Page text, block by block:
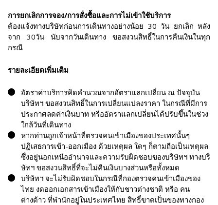
การยกเลิกการจอง/การสั่งซื้อและการไม่เข้าใช้บริการ
ต้องแจ้งทางบริษัทก่อนการเดินทางอย่างน้อย 30 วัน ยกเลิก หลัง
จาก 30วัน นับจากวันเดินทาง ขอสงวนสิทธิ์ในการคืนเงินในทุก
กรณี
รายละเอียดเพิ่มเติม
อัตราค่าบริการคิดคำนวณจากอัตราแลกเปลี่ยน ณ ปัจจุบัน
บริษัทฯ ขอสงวนสิทธิ์ในการเปลี่ยนแปลงราคา ในกรณีที่มีการ
ประกาศลดค่าเงินบาท หรืออัตราแลกเปลี่ยนได้ปรับขึ้นในช่วง
ใกล้วันที่เดินทาง
หากท่านถูกเจ้าหน้าที่ตรวจคนเข้าเมืองของประเทศนั้นๆ
ปฏิเสธการเข้า-ออกเมือง ด้วยเหตุผล ใดๆ ก็ตามถือเป็นเหตุผล
ซึ่งอยู่นอกเหนืออำนาจและความรับผิดชอบของบริษัทฯ ทางบริ
ษัทฯ ขอสงวนสิทธิ์ที่จะไม่คืนเงินบางส่วนหรือทั้งหมด
บริษัทฯ จะไม่รับผิดชอบในกรณีที่กองตรวจคนเข้าเมืองของ
ไทย งดออกเอกสารเข้าเมืองให้กับชาวต่างชาติ หรือ คน
ต่างด้าว ที่พำนักอยู่ในประเทศไทย สิทธิ์ขาดเป็นของทางกอง